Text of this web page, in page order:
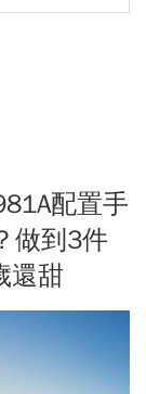
配置手
做到3件
還甜